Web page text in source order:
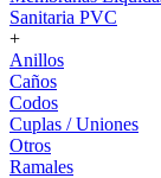
Sanitaria PVC
+
Anillos
Caños
Codos
Cuplas / Uniones
Otros
Ramales